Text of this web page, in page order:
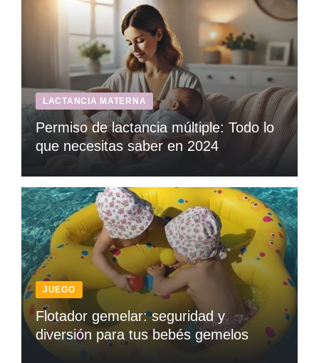
LACTANCIA MATERNA
Permiso de lactancia múltiple: Todo lo
que necesitas saber en 2024
JUEGO
Flotador gemelar: seguridad y
diversión para tus bebés gemelos